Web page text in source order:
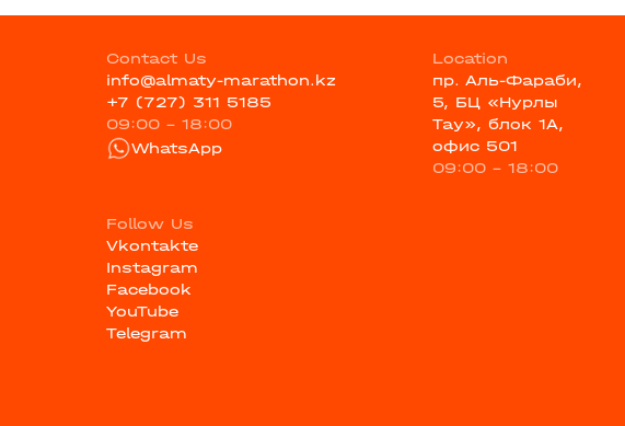
Contact Us
info@almaty-marathon.kz
+7 (727) 311 5185
09:00 - 18:00
WhatsApp
Location
пр. Аль-Фараби,
5, БЦ «Нурлы
Тау», блок 1А,
офис 501
09:00 - 18:00
Follow Us
Vkontakte
Instagram
Facebook
YouTube
Telegram